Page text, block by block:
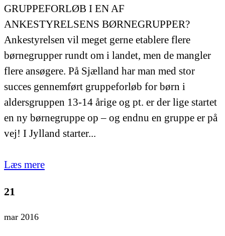
GRUPPEFORLØB I EN AF
ANKESTYRELSENS BØRNEGRUPPER?
Ankestyrelsen vil meget gerne etablere flere
børnegrupper rundt om i landet, men de mangler
flere ansøgere. På Sjælland har man med stor
succes gennemført gruppeforløb for børn i
aldersgruppen 13-14 årige og pt. er der lige startet
en ny børnegruppe op – og endnu en gruppe er på
vej! I Jylland starter...
Læs mere
21
mar 2016